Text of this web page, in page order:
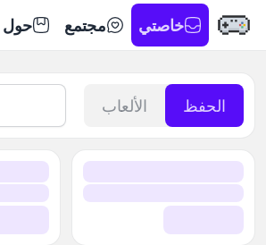
خاصتي مجتمع حول
الحفظ الألعاب